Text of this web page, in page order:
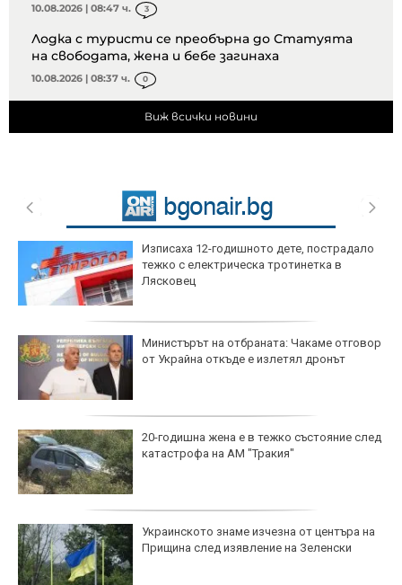
10.08.2026 | 08:47 ч. 3
Лодка с туристи се преобърна до Статуята
на свободата, жена и бебе загинаха
10.08.2026 | 08:37 ч. 0
Виж всички новини
Изписаха 12-годишното дете, пострадало
тежко с електрическа тротинетка в
Лясковец
Министърът на отбраната: Чакаме отговор
от Украйна откъде е излетял дронът
20-годишна жена е в тежко състояние след
катастрофа на АМ "Тракия"
Украинското знаме изчезна от центъра на
Прищина след изявление на Зеленски